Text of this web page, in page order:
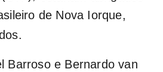
de Nova Iorque,
Barroso e Bernardo van